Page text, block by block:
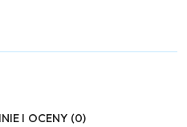
I OCENY (0)